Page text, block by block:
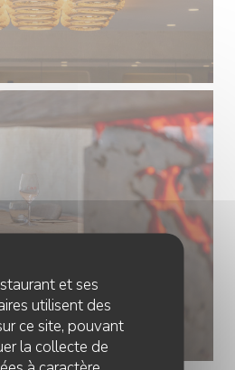
et ses
utilisent des
ce site, pouvant
la collecte de